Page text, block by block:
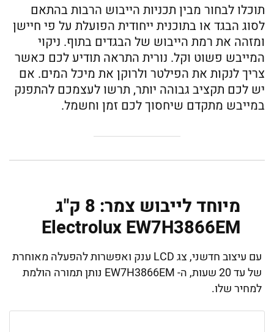
תוכלו לבחור מבין תכניות הייבוש הרבות בהתאם
לסוג הבגד או בתוכנית ייחודית הפועלת על פי חיישן
ומזהה את רמת הייבוש של הבגדים בתוף. ניקוי
המייבש פשוט וקל. נורית התראה תודיע לכם כאשר
צריך לנקות את הפילטר ולרוקן את מיכל המים. אם
יש לכם תקציב גבוהה יותר, תרשו לעצמכם להתפנק
במייבש מתקדם שיחסוך לכם זמן וחשמל.
מיוחד לייבוש צמר: 8 ‏ק"ג
Electrolux EW7H3866EM ‏
עם עיצוב חדשני, צג LCD ענק ואפשרות להפעלה מאוחרת
של עד 20 שעות, ה- EW7H3866EM נותן תמורה הולמת
למחיר שלו.